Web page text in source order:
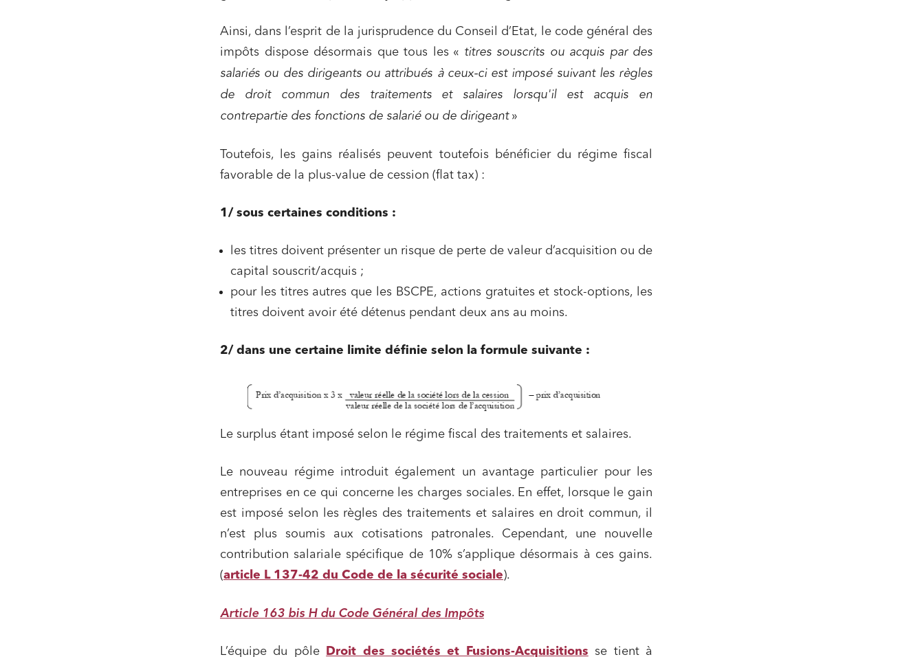
Ainsi, dans l’esprit de la jurisprudence du Conseil d’Etat, le code général des
impôts dispose désormais que tous les « titres souscrits ou acquis par des
salariés ou des dirigeants ou attribués à ceux-ci est imposé suivant les règles
de droit commun des traitements et salaires lorsqu'il est acquis en
contrepartie des fonctions de salarié ou de dirigeant»
Toutefois, les gains réalisés peuvent toutefois bénéficier du régime fiscal
favorable de la plus-value de cession (flat tax) :
1/ sous certaines conditions :
les titres doivent présenter un risque de perte de valeur d’acquisition ou de
capital souscrit/acquis ;
pour les titres autres que les BSCPE, actions gratuites et stock-options, les
titres doivent avoir été détenus pendant deux ans au moins.
2/ dans une certaine limite définie selon la formule suivante :
Le surplus étant imposé selon le régime fiscal des traitements et salaires.
Le nouveau régime introduit également un avantage particulier pour les
entreprises en ce qui concerne les charges sociales. En effet, lorsque le gain
est imposé selon les règles des traitements et salaires en droit commun, il
n’est plus soumis aux cotisations patronales. Cependant, une nouvelle
contribution salariale spécifique de 10% s’applique désormais à ces gains.
(article L 137-42 du Code de la sécurité sociale).
Article 163 bis H du Code Général des Impôts
L’équipe du pôle Droit des sociétés et Fusions-Acquisitions se tient à